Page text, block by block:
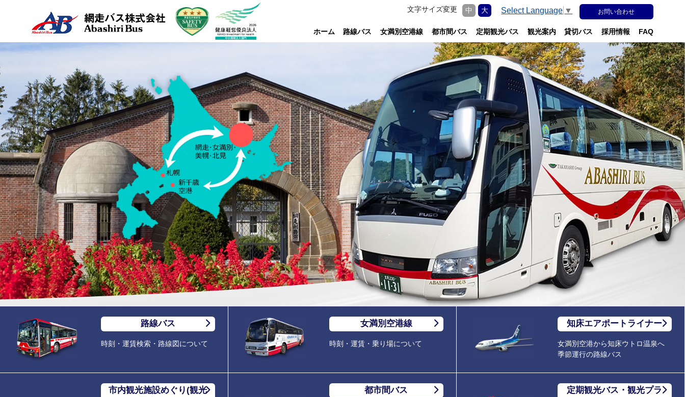
文字サイズ変更 中 大 Select Language ▼ お問い合わせ
ホーム 路線バス 女満別空港線 都市間バス 定期観光バス 観光案内 貸切バス 採用情報 FAQ
路線バス
時刻・運賃検索・路線図について
女満別空港線
時刻・運賃・乗り場について
知床エアポートライナー
女満別空港から知床ウトロ温泉へ
季節運行の路線バス
市内観光施設めぐり(観光
都市間バス
定期観光バス・観光プラ